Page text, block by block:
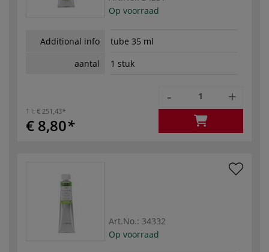
Op voorraad
Additional info
tube 35 ml
aantal
1 stuk
1 l: € 251,43
€ 8,80
- +
Art.No.: 34332
Op voorraad